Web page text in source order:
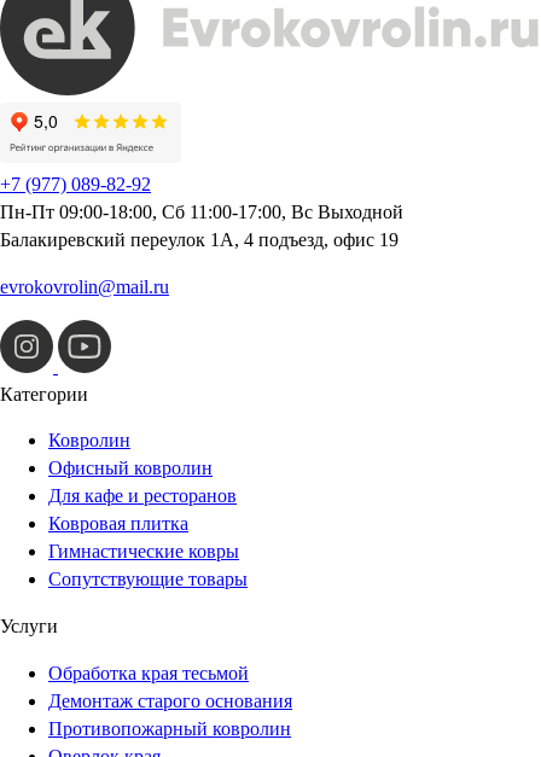
+7 (977) 089-82-92
Пн-Пт 09:00-18:00, Сб 11:00-17:00, Вс Выходной
Балакиревский переулок 1А, 4 подъезд, офис 19
evrokovrolin@mail.ru
Категории
Ковролин
Офисный ковролин
Для кафе и ресторанов
Ковровая плитка
Гимнастические ковры
Сопутствующие товары
Услуги
Обработка края тесьмой
Демонтаж старого основания
Противопожарный ковролин